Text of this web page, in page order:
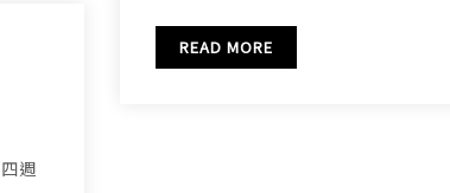
READ MORE
週